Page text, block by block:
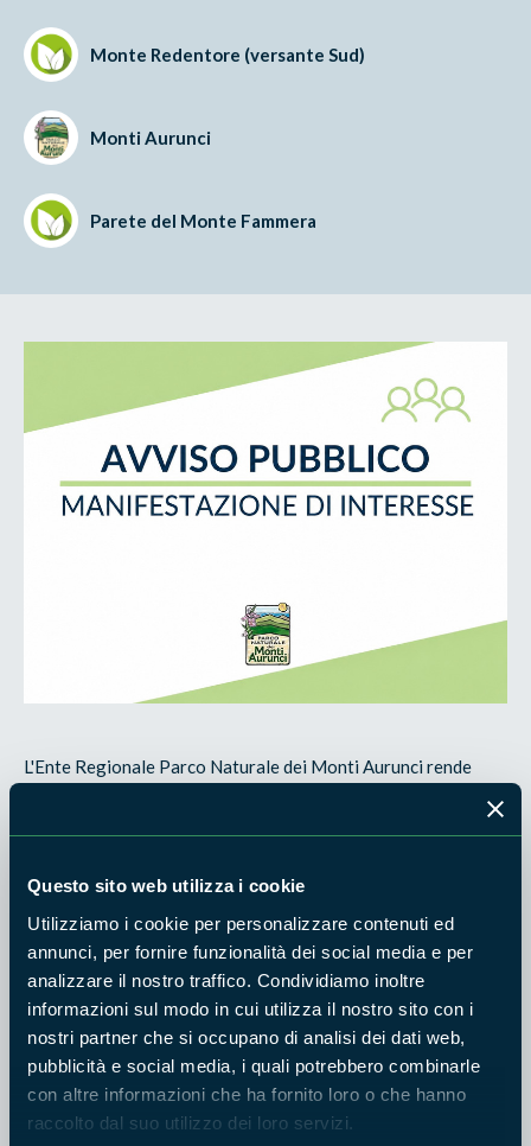
Questo sito web utilizza i cookie
Utilizziamo i cookie per personalizzare contenuti ed
annunci, per fornire funzionalità dei social media e per
analizzare il nostro traffico. Condividiamo inoltre
informazioni sul modo in cui utilizza il nostro sito con i
nostri partner che si occupano di analisi dei dati web,
pubblicità e social media, i quali potrebbero combinarle
con altre informazioni che ha fornito loro o che hanno
raccolto dal suo utilizzo dei loro servizi.
Monte Redentore (versante Sud)
Monti Aurunci
Parete del Monte Fammera
L'Ente Regionale Parco Naturale dei Monti Aurunci rende
manutenzione del parco automezzi dell'Ente.
L'iniziativa è finalizzata alla formazione di un elenco di
operatori economici qualificati cui l'Ente potrà rivolgersi per
l'eventuale affidamento di interventi di manutenzione
ordinaria e straordinaria dei veicoli in dotazione, nel rispetto
della normativa vigente in materia di contratti pubblici.